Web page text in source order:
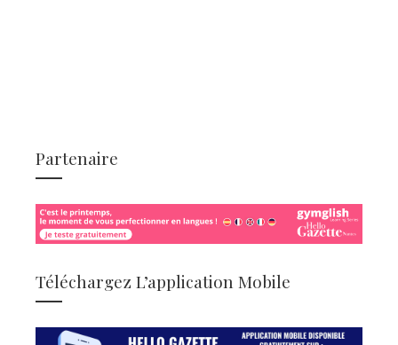
Partenaire
Téléchargez L’application Mobile